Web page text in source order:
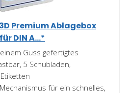
Premium Ablagebox
DIN A...*
Guss gefertigtes
5 Schubladen,
für ein schnelles,